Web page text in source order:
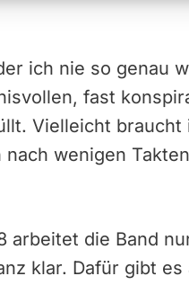
ich nie so genau
fast
Vielleicht braucht
wenigen
arbeitet die Band
klar. Dafür gibt es